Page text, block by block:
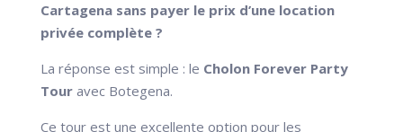
Cartagena sans payer le prix d’une location
privée complète ?
La réponse est simple : le Cholon Forever Party
Touravec Botegena.
Ce tour est une excellente option pour les